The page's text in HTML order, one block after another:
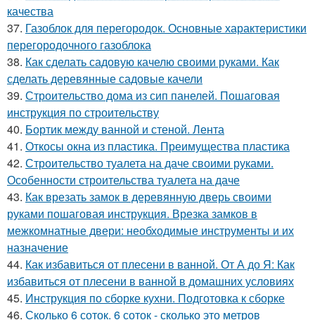
качества
37. Газоблок для перегородок. Основные характеристики
перегородочного газоблока
38. Как сделать садовую качелю своими руками. Как
сделать деревянные садовые качели
39. Строительство дома из сип панелей. Пошаговая
инструкция по строительству
40. Бортик между ванной и стеной. Лента
41. Откосы окна из пластика. Преимущества пластика
42. Строительство туалета на даче своими руками.
Особенности строительства туалета на даче
43. Как врезать замок в деревянную дверь своими
руками пошаговая инструкция. Врезка замков в
межкомнатные двери: необходимые инструменты и их
назначение
44. Как избавиться от плесени в ванной. От А до Я: Как
избавиться от плесени в ванной в домашних условиях
45. Инструкция по сборке кухни. Подготовка к сборке
46. Сколько 6 соток. 6 соток - сколько это метров